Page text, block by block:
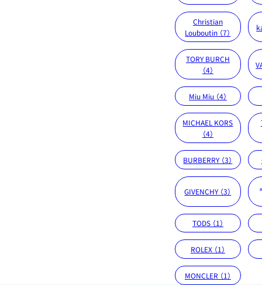
Christian
Louboutin （7）
TORY BURCH
（4）
Miu Miu （4）
MICHAEL KORS
（4）
BURBERRY （3）
GIVENCHY （3）
TODS （1）
ROLEX （1）
MONCLER （1）